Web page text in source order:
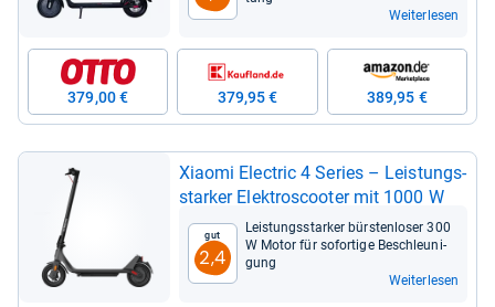
Weiterlesen
379,00 € 379,95 € 389,95 €
Xiaomi Elec­tric 4 Series – Leis­tungs­
star­ker Elek­tros­coo­ter mit 1000 W
Gut
2,4
Leis­tungs­star­ker bürs­ten­lo­ser 300
W Motor für sofor­tige Beschleu­ni­
gung
Weiterlesen